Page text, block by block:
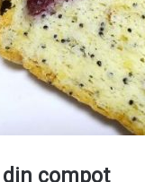
compot